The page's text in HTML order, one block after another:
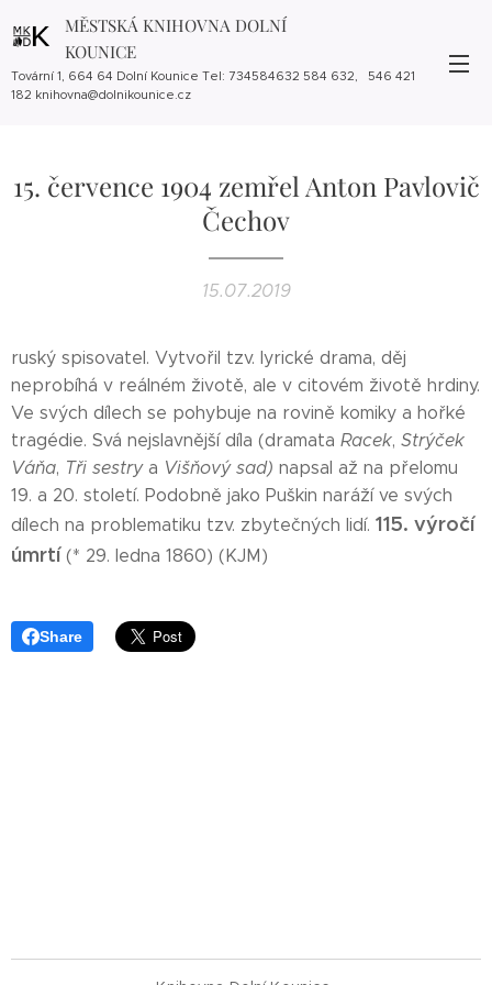
MĚSTSKÁ KNIHOVNA DOLNÍ
KOUNICE
Tovární 1, 664 64 Dolní Kounice Tel: 734584632 584 632, 546 421
182 knihovna@dolnikounice.cz
15. července 1904 zemřel Anton Pavlovič
Čechov
15.07.2019
ruský spisovatel. Vytvořil tzv. lyrické drama, děj
neprobíhá v reálném životě, ale v citovém životě hrdiny.
Ve svých dílech se pohybuje na rovině komiky a hořké
tragédie. Svá nejslavnější díla (dramata Racek, Strýček
Váňa, Tři sestrya Višňový sad) napsal až na přelomu
19. a 20. století. Podobně jako Puškin naráží ve svých
dílech na problematiku tzv. zbytečných lidí. 115. výročí
úmrtí(* 29. ledna 1860) (KJM)
Share